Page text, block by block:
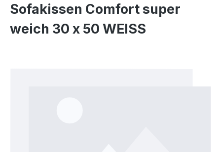
Sofakissen Comfort super
weich 30 x 50 WEISS